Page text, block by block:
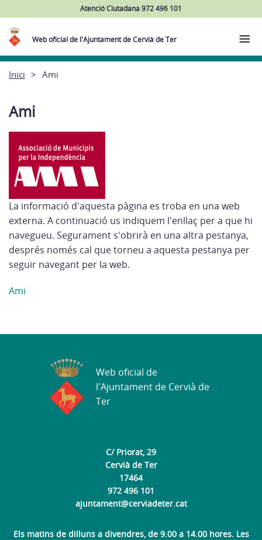
Atenció Ciutadana 972 496 101
Web oficial de l'Ajuntament de Cervià de Ter
Inici Ami
Ami
La informació d'aquesta pàgina es troba en una web
externa. A continuació us indiquem l'enllaç per a que hi
navegueu. Segurament s'obrirà en una altra pestanya,
després només cal que torneu a aquesta pestanya per
seguir navegant per la web.
Ami
C/ Priorat, 29
Cervià de Ter
17464
972 496 101
ajuntament@cerviadeter.cat
Els matins de dilluns a divendres, de 9.00 a 14.00 hores. Les
Web oficial de
l'Ajuntament de Cervià de
Ter